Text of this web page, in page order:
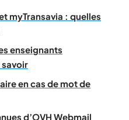
myTransavia : quelles
enseignants
savoir
en cas de mot de
d’OVH Webmail